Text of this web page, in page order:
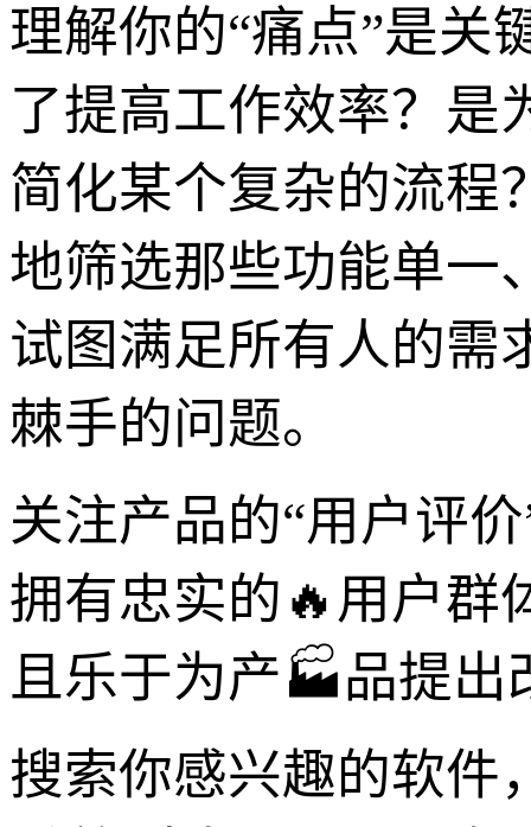
理解你的“痛点”是关
了提高工作效率？是
简化某个复杂的流程
地筛选那些功能单一
试图满足所有人的需
棘手的问题。
关注产品的“用户评
拥有忠实的🔥用户群
且乐于为产🏭品提出
搜索你感兴趣的软件